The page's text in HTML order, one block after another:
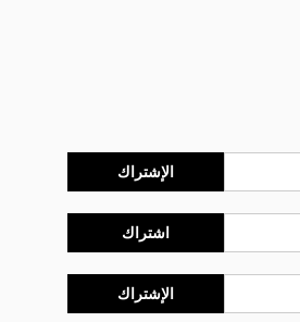
الإشتراك
اشتراك
الإشتراك